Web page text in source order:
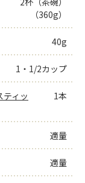
（360g）
40g
1・1/2カップ
ティッ
1本
適量
適量